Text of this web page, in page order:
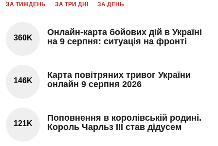
ЗА ТИЖДЕНЬ ЗА ТРИ ДНІ ЗА ДЕНЬ
360K
Онлайн-карта бойових дій в Україні
на 9 серпня: ситуація на фронті
146K
Карта повітряних тривог України
онлайн 9 серпня 2026
121K
Поповнення в королівській родині.
Король Чарльз III став дідусем